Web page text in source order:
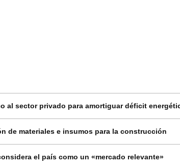
al sector privado para amortiguar déficit
de materiales e insumos para la construcción
el país como un «mercado relevante»